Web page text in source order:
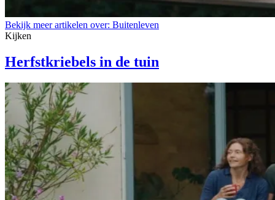
Bekijk meer artikelen over: Buitenleven
Kijken
Herfstkriebels in de tuin